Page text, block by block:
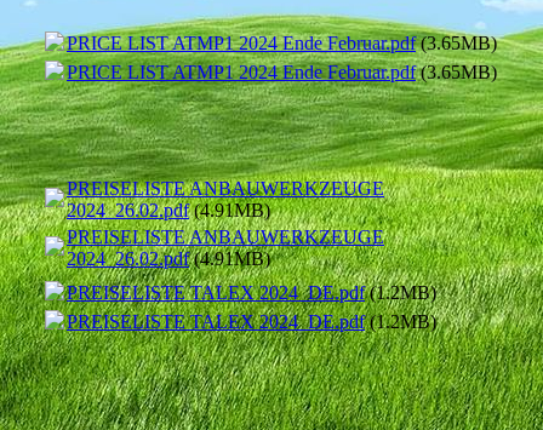
PRICE LIST ATMP1 2024 Ende Februar.pdf(3.65MB)
PRICE LIST ATMP1 2024 Ende Februar.pdf(3.65MB)
PREISELISTE ANBAUWERKZEUGE
2024_26.02.pdf(4.91MB)
PREISELISTE ANBAUWERKZEUGE
2024_26.02.pdf(4.91MB)
PREISELISTE TALEX 2024_DE.pdf(1.2MB)
PREISELISTE TALEX 2024_DE.pdf(1.2MB)